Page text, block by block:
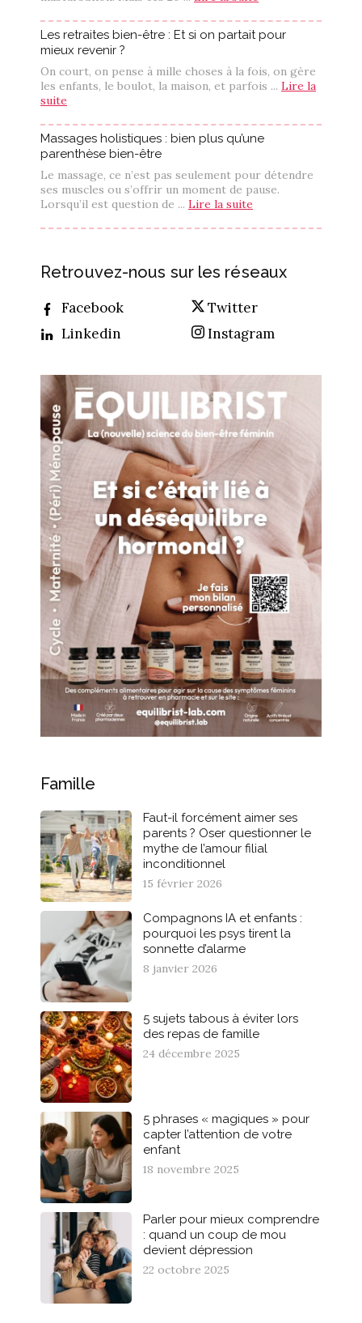
Les retraites bien-être : Et si on partait pour
mieux revenir ?
On court, on pense à mille choses à la fois, on gère
les enfants, le boulot, la maison, et parfois ... Lire la
suite
Massages holistiques : bien plus qu’une
parenthèse bien-être
Le massage, ce n’est pas seulement pour détendre
ses muscles ou s’offrir un moment de pause.
Lorsqu’il est question de ... Lire la suite
Retrouvez-nous sur les réseaux
Facebook
Twitter
Linkedin
Instagram
Famille
Faut-il forcément aimer ses
parents ? Oser questionner le
mythe de l’amour filial
inconditionnel
15 février 2026
Compagnons IA et enfants :
pourquoi les psys tirent la
sonnette d’alarme
8 janvier 2026
5 sujets tabous à éviter lors
des repas de famille
24 décembre 2025
5 phrases « magiques » pour
capter l’attention de votre
enfant
18 novembre 2025
Parler pour mieux comprendre
: quand un coup de mou
devient dépression
22 octobre 2025